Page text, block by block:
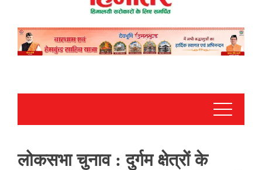
लोकसभा चुनाव : दुर्गम क्षेत्रों के